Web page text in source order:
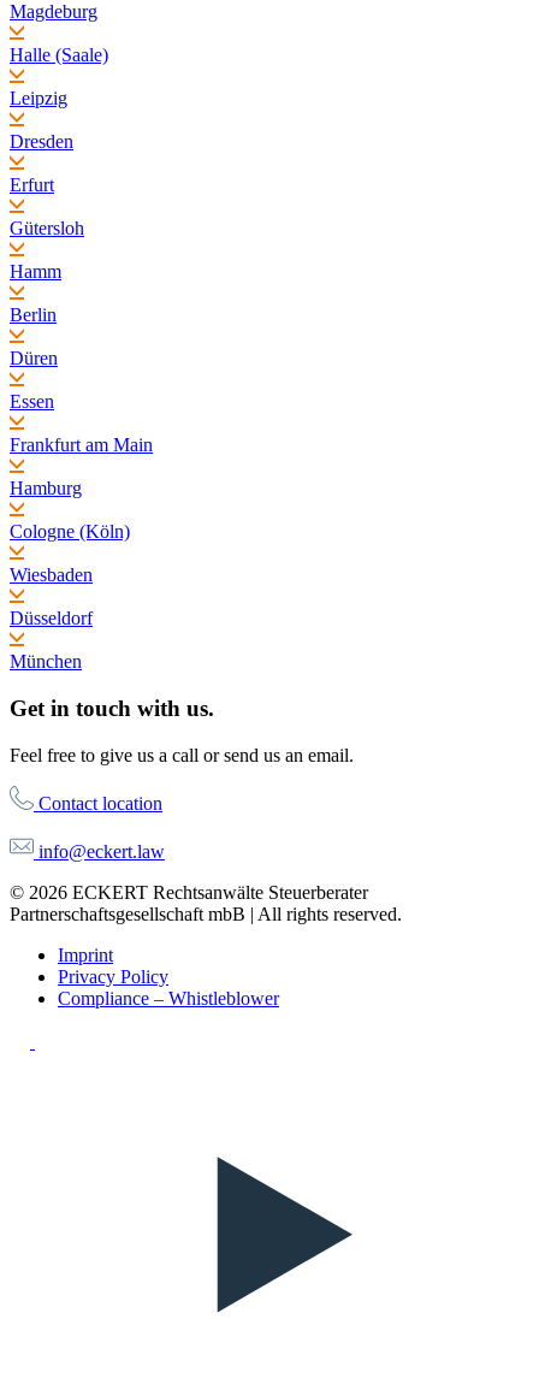
Magdeburg
Halle (Saale)
Leipzig
Dresden
Erfurt
Gütersloh
Hamm
Berlin
Düren
Essen
Frankfurt am Main
Hamburg
Cologne (Köln)
Wiesbaden
Düsseldorf
München
Get in touch with us.
Feel free to give us a call or send us an email.
Contact location
info@eckert.law
© 2026 ECKERT Rechtsanwälte Steuerberater
Partnerschaftsgesellschaft mbB | All rights reserved.
Imprint
Privacy Policy
Compliance – Whistleblower